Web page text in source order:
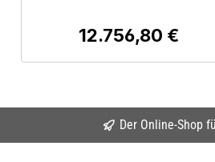
Regulärer Preis:
12.756,80 €
Der Online-Shop